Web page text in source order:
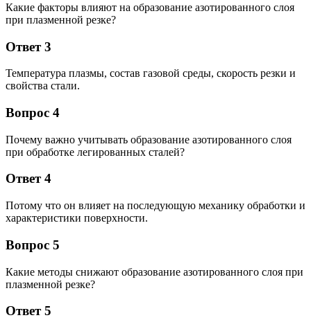
Какие факторы влияют на образование азотированного слоя
при плазменной резке?
Ответ 3
Температура плазмы, состав газовой среды, скорость резки и
свойства стали.
Вопрос 4
Почему важно учитывать образование азотированного слоя
при обработке легированных сталей?
Ответ 4
Потому что он влияет на последующую механику обработки и
характеристики поверхности.
Вопрос 5
Какие методы снижают образование азотированного слоя при
плазменной резке?
Ответ 5